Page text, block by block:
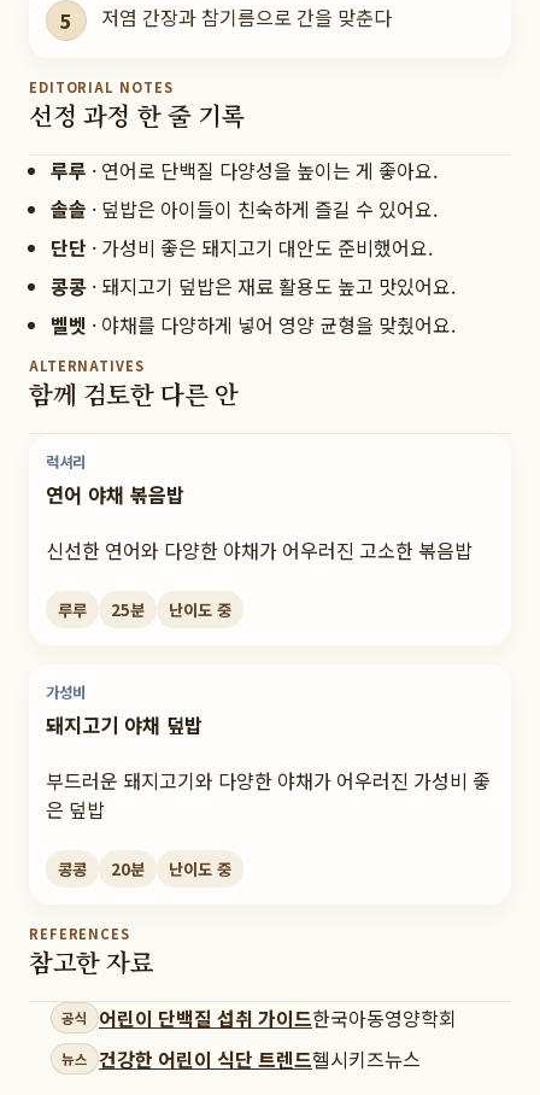
5 저염 간장과 참기름으로 간을 맞춘다
EDITORIAL NOTES
선정 과정 한 줄 기록
루루 · 연어로 단백질 다양성을 높이는 게 좋아요.
솔솔 · 덮밥은 아이들이 친숙하게 즐길 수 있어요.
단단 · 가성비 좋은 돼지고기 대안도 준비했어요.
콩콩 · 돼지고기 덮밥은 재료 활용도 높고 맛있어요.
벨벳 · 야채를 다양하게 넣어 영양 균형을 맞췄어요.
ALTERNATIVES
함께 검토한 다른 안
럭셔리
연어 야채 볶음밥
신선한 연어와 다양한 야채가 어우러진 고소한 볶음밥
루루 25분 난이도 중
가성비
돼지고기 야채 덮밥
부드러운 돼지고기와 다양한 야채가 어우러진 가성비 좋
은 덮밥
콩콩 20분 난이도 중
REFERENCES
참고한 자료
공식 어린이 단백질 섭취 가이드한국아동영양학회
뉴스 건강한 어린이 식단 트렌드헬시키즈뉴스